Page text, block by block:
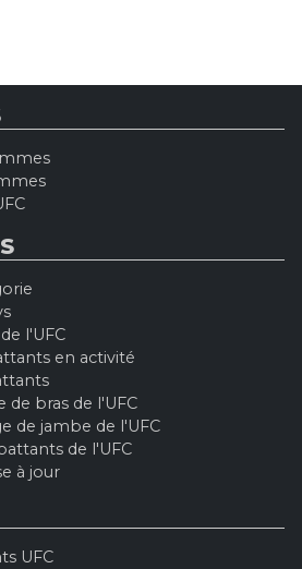
l'UFC
en activité
de bras de l'UFC
de jambe de l'UFC
de l'UFC
à jour
UFC